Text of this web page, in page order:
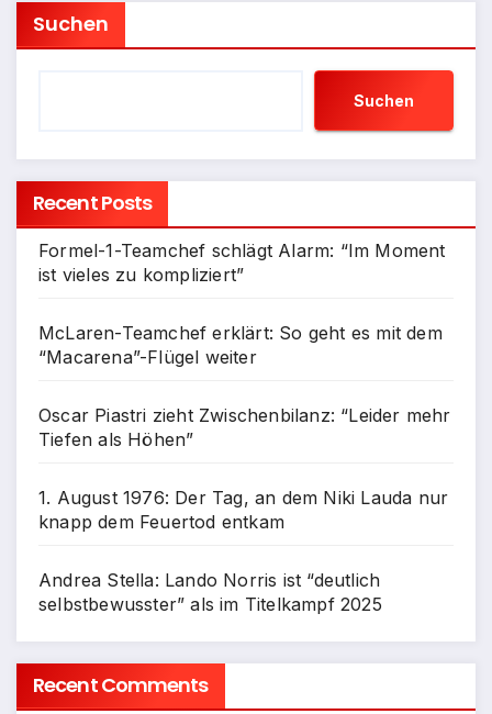
Suchen
Suchen
Recent Posts
Formel-1-Teamchef schlägt Alarm: “Im Moment
ist vieles zu kompliziert”
McLaren-Teamchef erklärt: So geht es mit dem
“Macarena”-Flügel weiter
Oscar Piastri zieht Zwischenbilanz: “Leider mehr
Tiefen als Höhen”
1. August 1976: Der Tag, an dem Niki Lauda nur
knapp dem Feuertod entkam
Andrea Stella: Lando Norris ist “deutlich
selbstbewusster” als im Titelkampf 2025
Recent Comments